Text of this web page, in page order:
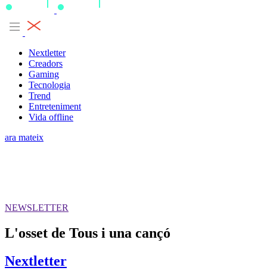
Nextletter
Creadors
Gaming
Tecnologia
Trend
Entreteniment
Vida offline
ara mateix
NEWSLETTER
L'osset de Tous i una cançó
Nextletter